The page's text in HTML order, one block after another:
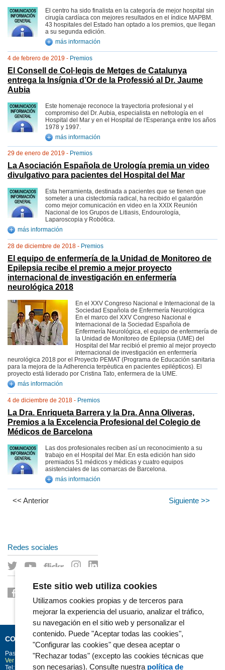
El centro ha sido finalista en la categoría de mejor hospital sin
cirugía cardíaca con mejores resultados en el índice MAPBM.
43 hospitales del Estado han optado a los premios, que llegan
a su segunda edición.
más información
4 de febrero de 2019 - Premios
El Consell de Col·legis de Metges de Catalunya
entrega la Insígnia d’Or de la Professió al Dr. Jaume
Aubia
Este homenaje reconoce la trayectoria profesional y el
compromiso del Dr. Aubia, especialista en nefrología en el
Hospital del Mar y en el Hospital de l'Esperança entre los años
1978 y 1997.
más información
29 de enero de 2019 - Premios
La Asociación Española de Urología premia un video
divulgativo para pacientes del Hospital del Mar
Esta herramienta, destinada a pacientes que se tienen que
someter a una cistectomía radical, ha recibido el galardón
como mejor comunicación en video en la XXIX Reunión
Nacional de los Grupos de Litiasis, Endourología,
Laparoscopia y Robótica.
más información
28 de diciembre de 2018 - Premios
El equipo de enfermería de la Unidad de Monitoreo de
Epilepsia recibe el premio a mejor proyecto
internacional de investigación en enfermería
neurológica 2018
En el XXV Congreso Nacional e Internacional de la
Sociedad Española de Enfermería Neurológica
En el marco del XXV Congreso Nacional e
Internacional de la Sociedad Española de
Enfermería Neurológica, el equipo de enfermería de
la Unidad de Monitoreo de Epilepsia (UME) del
Hospital del Mar recibió el premio al mejor proyecto
internacional de investigación en enfermería
neurológica 2018 por el Proyecto PEMAT (Programa de Educación sanitaria
para la mejora de la Adherencia terpèutica en pacientes epilépticos). El
proyecto está liderado por Cristina Tato, enfermera de la UME.
más información
4 de diciembre de 2018 - Premios
La Dra. Enriqueta Barrera y la Dra. Anna Oliveras,
Premios a la Excelencia Profesional del Colegio de
Médicos de Barcelona
Las dos profesionales reciben así un reconocimiento a su
trabajo en el Hospital del Mar. En esta edición han sido
premiados 51 médicos y médicas y cuatro equipos
asistenciales de las comarcas de Barcelona.
más información
<< Anterior Siguiente >>
Redes sociales
CONTACTO
Passeig Marítim 25-29 Barcelona 08003
Ver la situación en Google Maps
Tel: 93 248 30 00 · Fax: 93 248 32 54
Este sitio web utiliza cookies
Utilizamos cookies propias y de terceros para
mejorar la experiencia del usuario, analizar el tráfico,
su navegación en el sitio web y personalizar el
contenido. Puede "Aceptar todas las cookies",
"Configurar las cookies" que desea aceptar o
"Rechazar todas" (excepto las cookies técnicas que
son necesarias). Consulte nuestra política de